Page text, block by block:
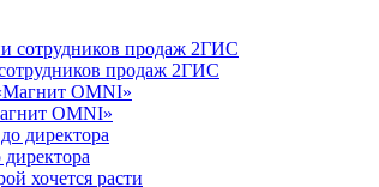
продаж 2ГИС
OMNI»